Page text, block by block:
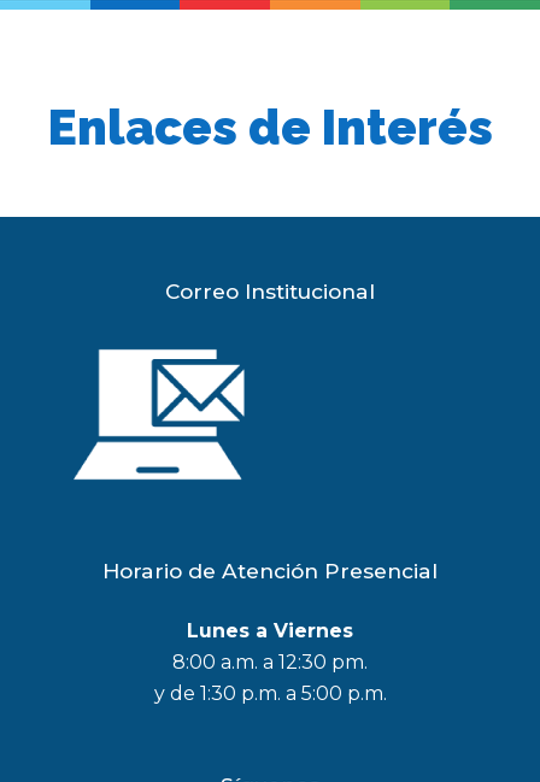
Enlaces de Interés
Correo Institucional
Horario de Atención Presencial
Lunes a Viernes
8:00 a.m. a 12:30 pm.
y de 1:30 p.m. a 5:00 p.m.